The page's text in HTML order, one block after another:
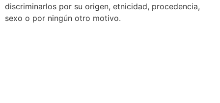
discriminarlos por su origen, etnicidad, procedencia,
sexo o por ningún otro motivo.